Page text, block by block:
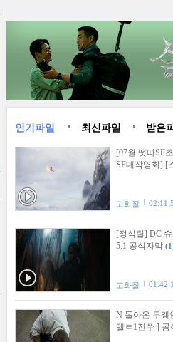
인기파일 최신파일 받은
[07월 떳따SF
SF대작영화] [
고화질
[정식릴] DC
5.1 공식자막
고화질
N 돌아온 두웨
텔ㄹ1전쑤 ] 공